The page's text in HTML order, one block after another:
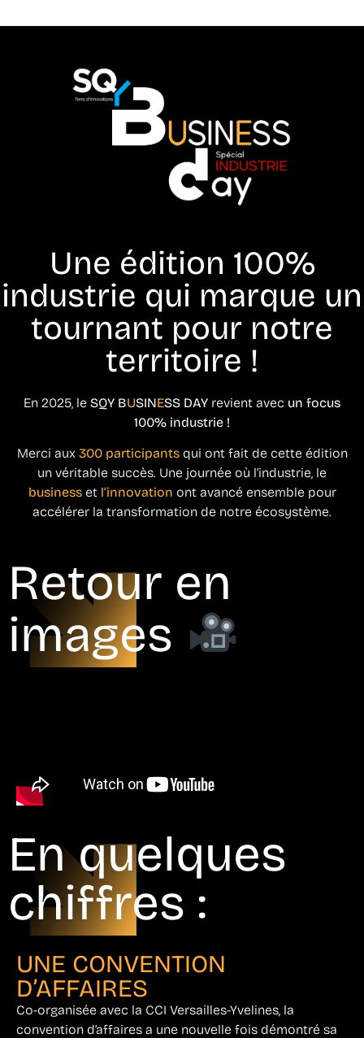
Une édition 100%
industrie qui marque un
tournant pour notre
territoire !
En 2025, le SQY BUSINESS DAY revient avec un focus
100% industrie !
Merci aux 300 participantsqui ont fait de cette édition
un véritable succès. Une journée où l’industrie, le
businesset l’innovation ont avancé ensemble pour
accélérer la transformation de notre écosystème.
Retour en
images
En quelques
chiffres :
UNE CONVENTION
D’AFFAIRES
Co-organisée avec la CCI Versailles-Yvelines, la
convention d’affaires a une nouvelle fois démontré sa